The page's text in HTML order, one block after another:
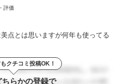
評価
点とは思いますが何年も使ってる
クチコミ投稿OK！
ちらかの登録で